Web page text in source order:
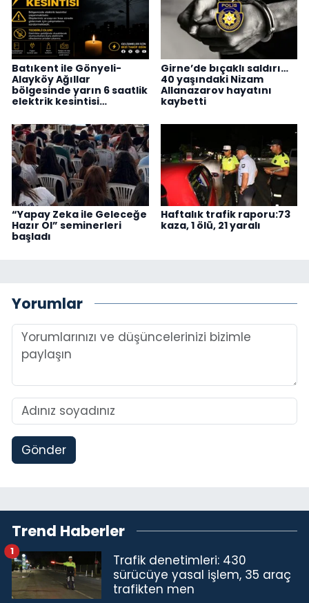
Batıkent ile Gönyeli-
Alayköy Ağıllar
bölgesinde yarın 6 saatlik
elektrik kesintisi…
Girne’de bıçaklı saldırı…
40 yaşındaki Nizam
Allanazarov hayatını
kaybetti
“Yapay Zeka ile Geleceğe
Hazır Ol” seminerleri
başladı
Haftalık trafik raporu:73
kaza, 1 ölü, 21 yaralı
Yorumlar
Gönder
Trend Haberler
Trafik denetimleri: 430
sürücüye yasal işlem, 35 araç
trafikten men
1